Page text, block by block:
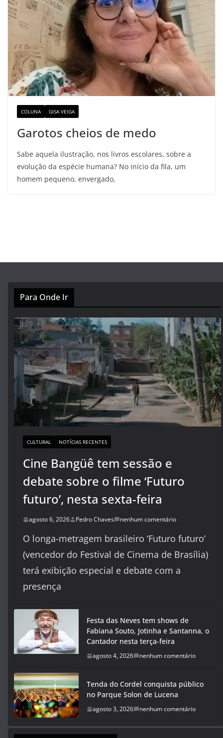
COLUNA GISA VEIGA
Garotos cheios de medo
Sabe aquela ilustração, nos livros escolares, sobre a
evolução da espécie humana? No início da fila, um
homem pequeno, envergado,
Para Onde Ir
CULTURAL NOTÍCIAS RECENTES
Cine Bangüê tem sessão e
debate sobre o filme ‘Futuro
futuro’, nesta sexta-feira
agosto 6, 2026 Pedro Chaves nenhum comentário
O longa-metragem brasileiro ‘Futuro futuro’
(vencedor do Festival de Cinema de Brasília)
terá exibição especial e debate com a
presença
Festa das Neves tem shows de
Fabiana Souto, Jotinha e Santanna, o
Cantador nesta terça-feira
agosto 4, 2026 nenhum comentário
Tenda do Cordel conquista público
no Parque Solon de Lucena
agosto 3, 2026 nenhum comentário